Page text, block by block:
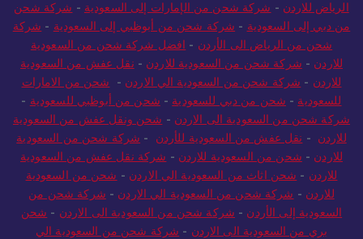
الرياض للاردن - شركة شحن من الإمارات إلى السعودية - شركة شحن
من دبي إلى السعودية - شركة شحن من أبوظبي إلى السعودية - شركة
شحن من الرياض الى الأردن - افضل شركة شحن من السعودية
للاردن - شركة شحن من السعودية للاردن - نقل عفش من السعودية
للاردن - شركة شحن من السعودية الي الاردن - شحن من الامارات
للسعودية - شحن من دبي للسعودية - شحن من أبوظبي للسعودية -
شركة شحن من السعودية الى الاردن - شحن ونقل عفش من السعودية
للاردن - نقل عفش من السعودية للأردن - شركة شحن من السعودية
للاردن - شحن من السعودية للاردن - شركة نقل عفش من السعودية
للاردن - شحن اثاث من السعودية الي الاردن - شحن من السعودية
للاردن - شركة شحن من السعودية الي الاردن - شركة شحن من
السعودية إلى الأردن - شركة شحن من السعودية الى الاردن - شحن
بري من السعودية الى الاردن - شركة شحن من السعودية الي